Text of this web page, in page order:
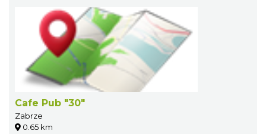
Cafe Pub "30"
Zabrze
0.65 km